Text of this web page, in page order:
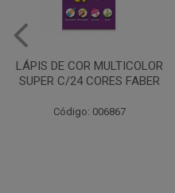
Caneta esferográfica 1.6mm
Cristal Intenso
Código: 028987